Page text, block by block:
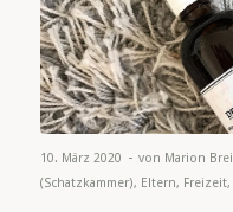
10. März 2020 - von Marion
(Schatzkammer), Eltern, Freizeit,